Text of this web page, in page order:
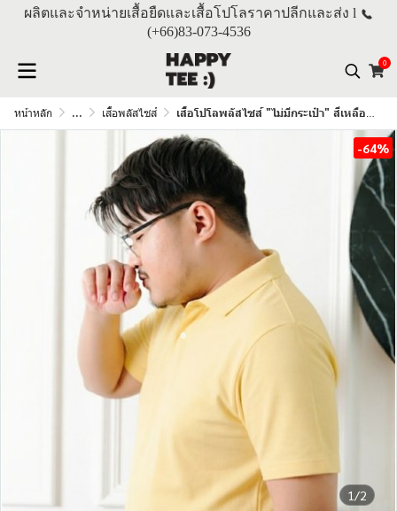
ผลิตและจำหน่ายเสื้อยืดและเสื้อโปโลราคาปลีกและส่ง l
(+66)83-073-4536
0
หน้าหลัก ... เสื้อพลัสไซส์ เสื้อโปโลพลัสไซส์ "ไม่มีกระเป๋า" สีเหลืองบัตเตอร์
1/2
-64%